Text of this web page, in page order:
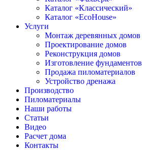
Каталог «Классический»
Каталог «EcoHouse»
Услуги
Монтаж деревянных домов
Проектирование домов
Реконструкция домов
Изготовление фундаментов
Продажа пиломатериалов
Устройство дренажа
Производство
Пиломатериалы
Наши работы
Статьи
Видео
Расчет дома
Контакты